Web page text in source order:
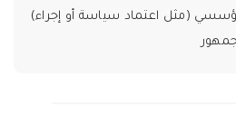
(مثل اعتماد سياسة أو إجراء)